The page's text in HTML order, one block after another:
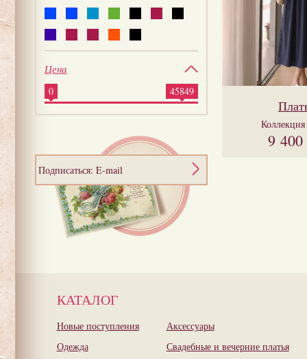
Цена
0 45849
Подписаться: E-mail
Коллекция
9 400
КАТАЛОГ
Новые поступления
Одежда
Аксессуары
Свадебные и вечерние платья